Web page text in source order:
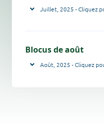
Juillet, 2025 - Cliquez
Blocus de août
Août, 2025 - Cliquez